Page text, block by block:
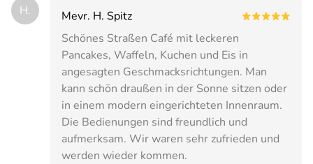
H.
Mevr. H. Spitz
Schönes Straßen Café mit leckeren
Pancakes, Waffeln, Kuchen und Eis in
angesagten Geschmacksrichtungen. Man
kann schön draußen in der Sonne sitzen oder
in einem modern eingerichteten Innenraum.
Die Bedienungen sind freundlich und
aufmerksam. Wir waren sehr zufrieden und
werden wieder kommen.